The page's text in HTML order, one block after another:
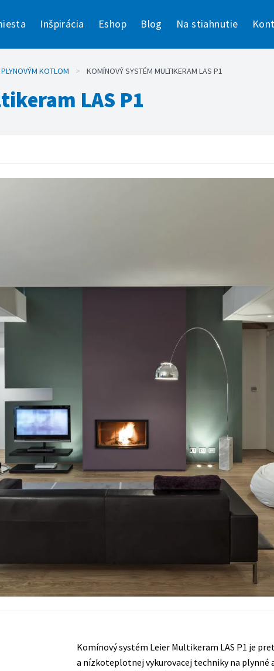
Inšpirácia Eshop Blog Na stiahnutie
KOTLOM > KOMÍNOVÝ SYSTÉM MULTIKERAM LAS P1
LAS P1
Komínový systém Leier Multikeram LAS P1 je
a nízkoteplotnej vykurovacej techniky na plynné